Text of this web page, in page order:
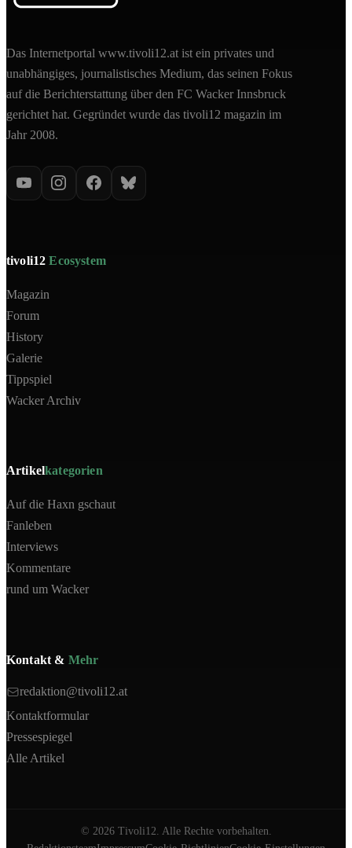
Das Internetportal www.tivoli12.at ist ein privates und
unabhängiges, journalistisches Medium, das seinen Fokus
auf die Berichterstattung über den FC Wacker Innsbruck
gerichtet hat. Gegründet wurde das tivoli12 magazin im
Jahr 2008.
tivoli12Ecosystem
Magazin
Forum
History
Galerie
Tippspiel
Wacker Archiv
Artikelkategorien
Auf die Haxn gschaut
Fanleben
Interviews
Kommentare
rund um Wacker
Kontakt & Mehr
redaktion@tivoli12.at
Kontaktformular
Pressespiegel
Alle Artikel
© 2026Tivoli12. Alle Rechte vorbehalten.